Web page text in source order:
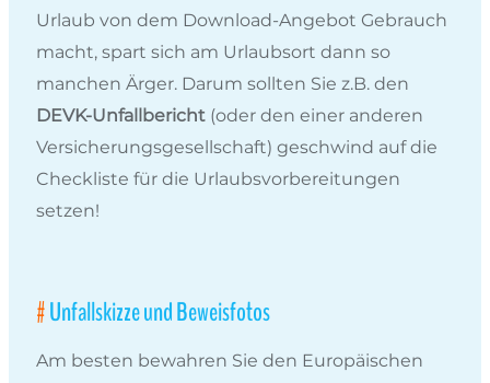
Urlaub von dem Download-Angebot Gebrauch
macht, spart sich am Urlaubsort dann so
manchen Ärger. Darum sollten Sie z.B. den
DEVK-Unfallbericht (oder den einer anderen
Versicherungsgesellschaft) geschwind auf die
Checkliste für die Urlaubsvorbereitungen
setzen!
Unfallskizze und Beweisfotos
Am besten bewahren Sie den Europäischen